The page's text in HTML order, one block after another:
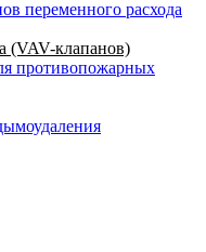
(VAV-клапанов)